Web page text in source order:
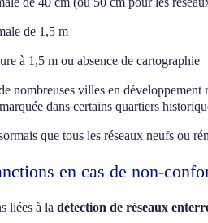
de 1,5 m
à 1,5 m ou absence de cartographie
nombreuses villes en
dans certains quartiers
que tous les réseaux neufs ou
en cas de non-
liées à la détection de réseaux